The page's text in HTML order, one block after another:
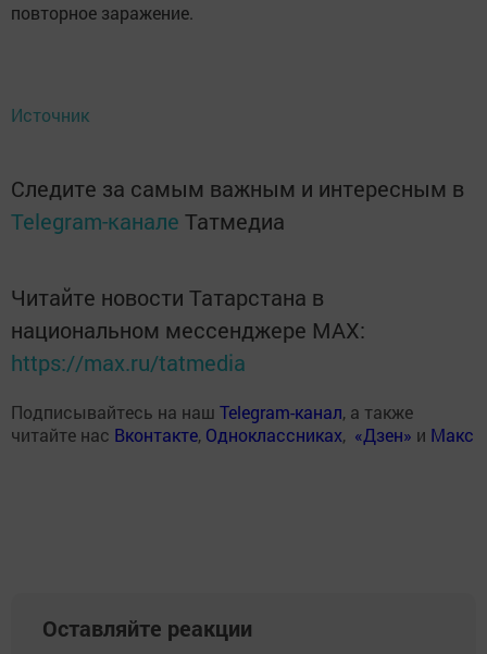
повторное заражение.
Источник
Следите за самым важным и интересным в
Telegram-канале Татмедиа
Читайте новости Татарстана в
национальном мессенджере MАХ:
https://max.ru/tatmedia
Подписывайтесь на наш Telegram-канал, а также
читайте нас Вконтакте, Одноклассниках, «Дзен» и Макс
Оставляйте реакции